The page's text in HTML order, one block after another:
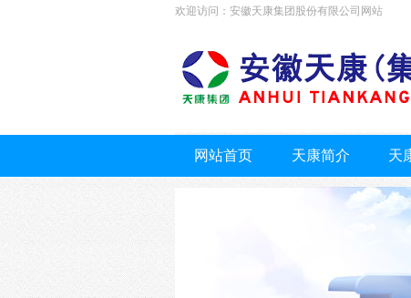
欢迎访问：安徽天康集团股份有限公司网站
网站首页 天康简介 天